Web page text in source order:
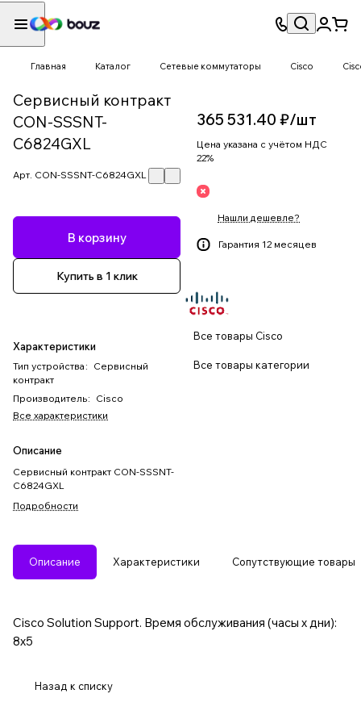
Главная Каталог Сетевые коммутаторы Cisco
Сервисный контракт
CON-SSSNT-
C6824GXL
Арт. CON-SSSNT-C6824GXL
В корзину
Купить в 1 клик
Характеристики
Тип устройства : Сервисный
контракт
Производитель: Cisco
Все характеристики
Описание
Сервисный контракт CON-SSSNT-
C6824GXL
Подробности
365 531.40 ₽/шт
Цена указана с учётом НДС
22%
Нашли дешевле?
Гарантия 12 месяцев
Все товары Cisco
Все товары категории
Описание Характеристики Сопутствующие товары
Cisco Solution Support. Время обслуживания (часы x дни):
8x5
Назад к списку